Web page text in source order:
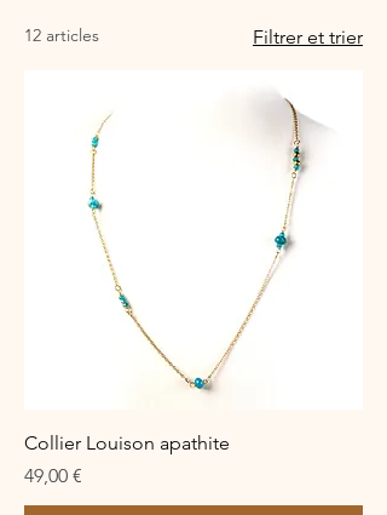
12 articles Filtrer et trier
Collier Louison apathite
Prix
49,00 €